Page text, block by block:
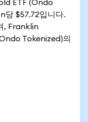
ETF (Ondo
당 $57.72입니다.
, Franklin
Tokenized)의